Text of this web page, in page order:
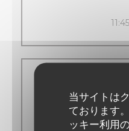
当サイトは
ております
ッキー利用
土
閉じ